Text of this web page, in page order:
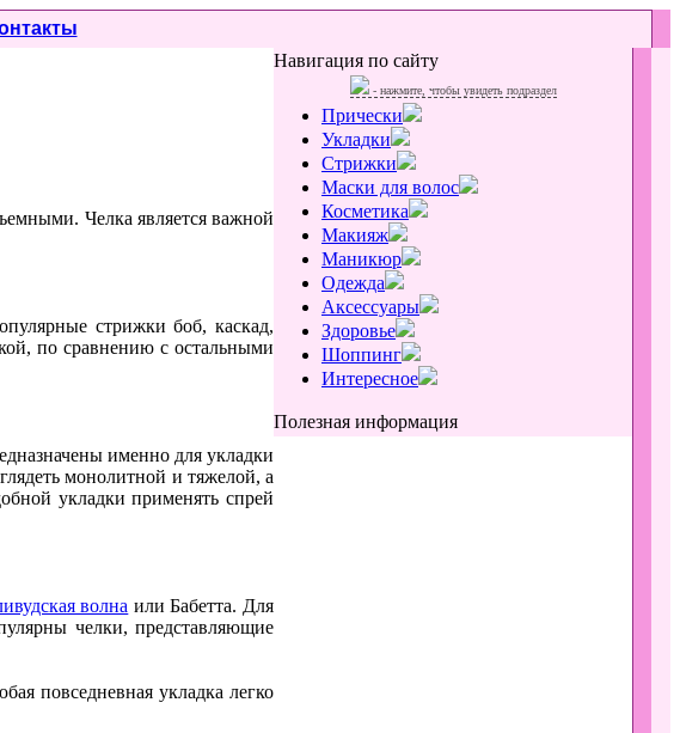
Челка является важной
стрижки боб, каскад,
по сравнению с остальными
именно для укладки
монолитной и тяжелой, а
укладки применять спрей
волна или Бабетта. Для
челки, представляющие
повседневная укладка легко
Навигация по сайту
- нажмите, чтобы увидеть подраздел
Прически
Укладки
Стрижки
Маски для волос
Косметика
Макияж
Маникюр
Одежда
Аксессуары
Здоровье
Шоппинг
Интересное
Полезная информация